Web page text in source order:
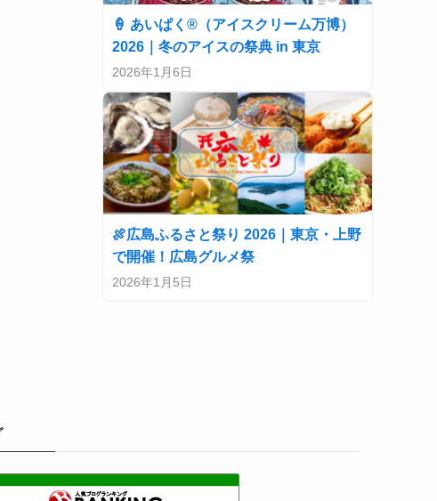
🍦 あいぱく®（アイスクリーム万博）
2026｜冬のアイスの祭典 in 東京
2026年1月6日
🍖広島ふるさと祭り 2026｜東京・上野
で開催！広島グルメ祭
2026年1月5日